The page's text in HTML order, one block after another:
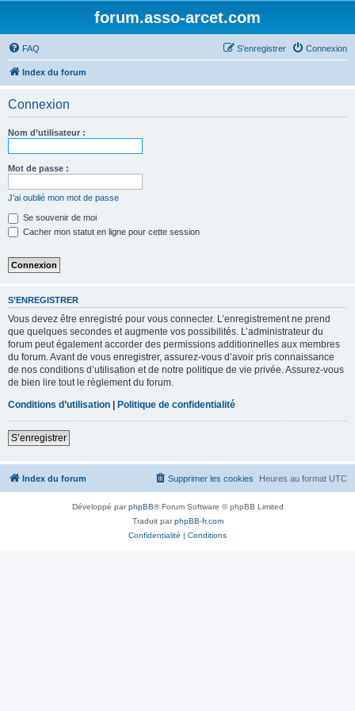
forum.asso-arcet.com
FAQ Connexion
S’enregistrer
Index du forum
Connexion
Nom d’utilisateur :
Mot de passe :
J’ai oublié mon mot de passe
Se souvenir de moi
Cacher mon statut en ligne pour cette session
S’ENREGISTRER
Vous devez être enregistré pour vous connecter. L’enregistrement ne prend
que quelques secondes et augmente vos possibilités. L’administrateur du
forum peut également accorder des permissions additionnelles aux membres
du forum. Avant de vous enregistrer, assurez-vous d’avoir pris connaissance
de nos conditions d’utilisation et de notre politique de vie privée. Assurez-vous
de bien lire tout le règlement du forum.
Conditions d’utilisation | Politique de confidentialité
S’enregistrer
Index du forum Heures au format UTC
Supprimer les cookies
Développé parphpBB® Forum Software © phpBB Limited
Traduit parphpBB-fr.com
Confidentialité | Conditions